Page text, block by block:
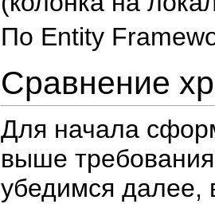
По Entity
Сравнение
Для начала
выше
убедимся далее,